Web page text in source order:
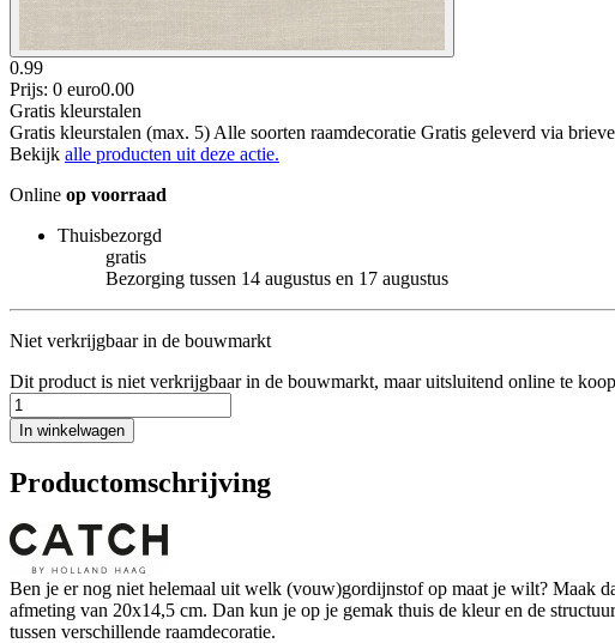
0.99
Prijs: 0 euro0.00
Gratis kleurstalen
Gratis kleurstalen (max. 5) Alle soorten raamdecoratie Gratis geleverd via
Bekijk alle producten uit deze actie.
Online op voorraad
Thuisbezorgd
gratis
Bezorging tussen 14 augustus en 17 augustus
Niet verkrijgbaar in de bouwmarkt
Dit product is niet verkrijgbaar in de bouwmarkt, maar uitsluitend online te
In winkelwagen
Productomschrijving
Ben je er nog niet helemaal uit welk (vouw)gordijnstof op maat je wilt? Maak
afmeting van 20x14,5 cm. Dan kun je op je gemak thuis de kleur en de
tussen verschillende raamdecoratie.